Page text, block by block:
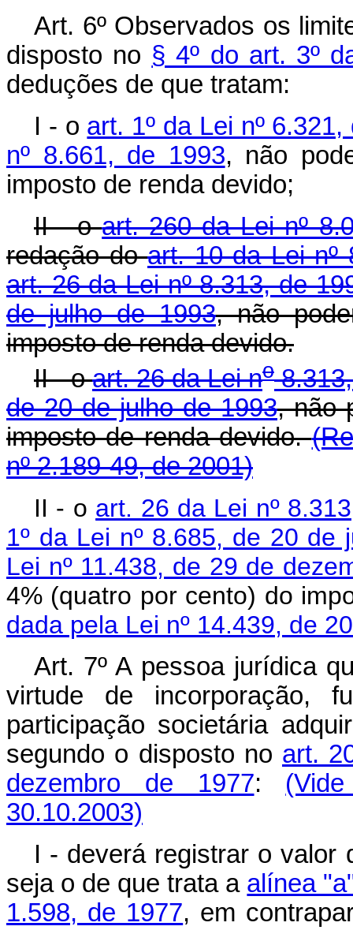
Art. 6º Observados os
disposto no § 4º do art. 3º
deduções de que tratam:
I - o art. 1º da Lei nº
nº 8.661, de 1993, não
imposto de renda devido;
II - oart. 260 da Lei nº
redação doart. 10 da Lei nº
art. 26 da Lei nº 8.313, de
de julho de 1993, não
imposto de renda devido.
II - oart. 26 da Lei no
de 20 de julho de 1993, não
imposto de renda devido.
nº 2.189-49, de 2001)
II - o art. 26 da Lei nº
1º da Lei nº 8.685, de 20 de
Lei nº 11.438, de 29 de
4% (quatro por cento) do
dada pela Lei nº 14.439, de
Art. 7º A pessoa jurídica
virtude de incorporação,
participação societária
segundo o disposto no art.
dezembro de 1977:
30.10.2003)
I - deverá registrar o valor
seja o de que trata a alínea
1.598, de 1977, em